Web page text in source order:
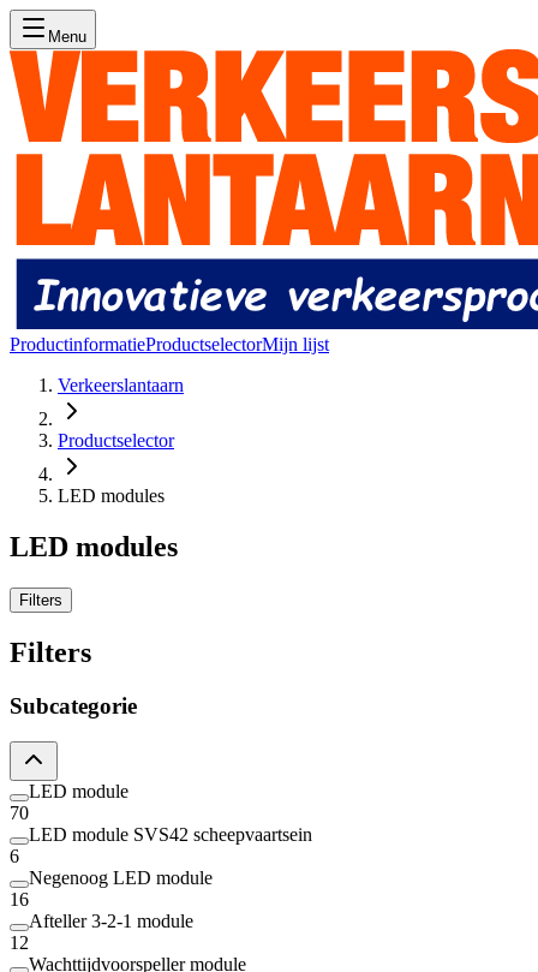
Menu
ProductinformatieProductselectorMijn lijst
Verkeerslantaarn
Productselector
LED modules
LED modules
Filters
Filters
Subcategorie
LED module
70
LED module SVS42 scheepvaartsein
6
Negenoog LED module
16
Afteller 3-2-1 module
12
Wachttijdvoorspeller module